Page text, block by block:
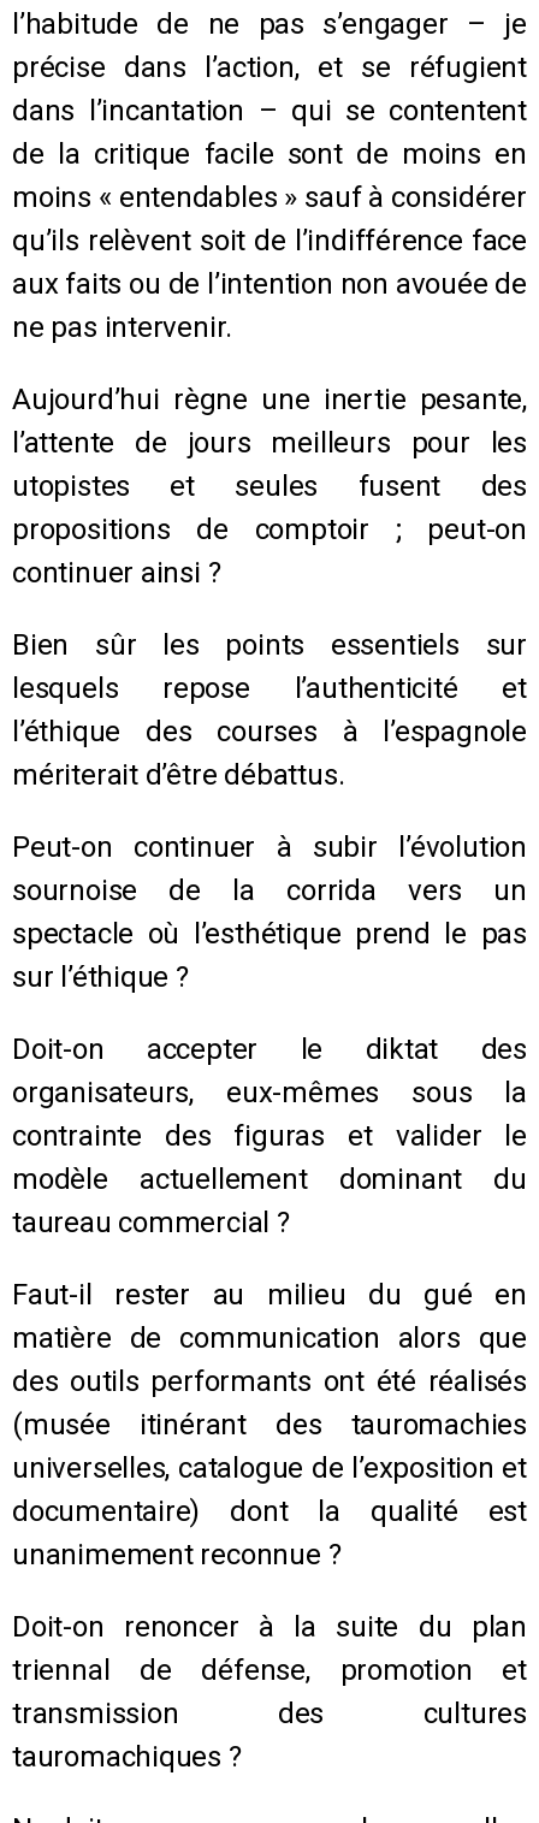
l’habitude de ne pas s’engager – je
précise dans l’action, et se réfugient
dans l’incantation – qui se contentent
de la critique facile sont de moins en
moins « entendables » sauf à considérer
qu’ils relèvent soit de l’indifférence face
aux faits ou de l’intention non avouée de
ne pas intervenir.
Aujourd’hui règne une inertie pesante,
l’attente de jours meilleurs pour les
utopistes et seules fusent des
propositions de comptoir ; peut-on
continuer ainsi ?
Bien sûr les points essentiels sur
lesquels repose l’authenticité et
l’éthique des courses à l’espagnole
mériterait d’être débattus.
Peut-on continuer à subir l’évolution
sournoise de la corrida vers un
spectacle où l’esthétique prend le pas
sur l’éthique ?
Doit-on accepter le diktat des
organisateurs, eux-mêmes sous la
contrainte des figuras et valider le
modèle actuellement dominant du
taureau commercial ?
Faut-il rester au milieu du gué en
matière de communication alors que
des outils performants ont été réalisés
(musée itinérant des tauromachies
universelles, catalogue de l’exposition et
documentaire) dont la qualité est
unanimement reconnue ?
Doit-on renoncer à la suite du plan
triennal de défense, promotion et
transmission des cultures
tauromachiques ?